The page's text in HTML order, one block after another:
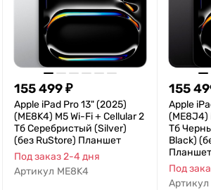
155 499₽
Apple iPad Pro 13" (2025)
(ME8K4) M5 Wi-Fi + Cellular 2
Тб Серебристый (Silver)
(без RuStore) Планшет
Под заказ 2-4 дня
Артикул ME8K4
155
Apple
(ME8J4)
Тб
Black)
Планшет
Под
Артикул